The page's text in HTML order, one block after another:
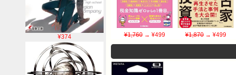
¥374 ¥1,760→ ¥499 ¥1,870 → ¥499